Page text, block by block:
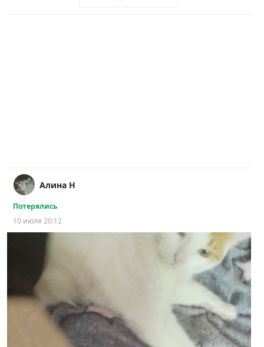
Алина Н
Потерялись
10 июля 20:12